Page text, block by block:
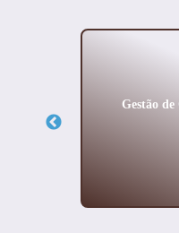
Gestão